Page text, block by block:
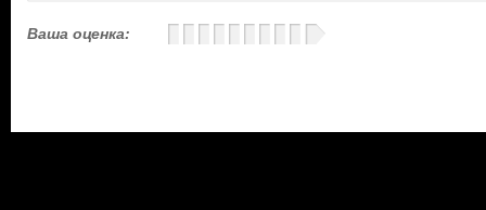
Ваша оценка: